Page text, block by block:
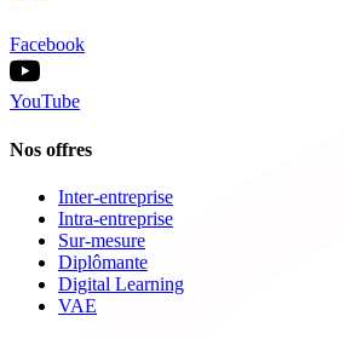
Facebook
YouTube
Nos offres
Inter-entreprise
Intra-entreprise
Sur-mesure
Diplômante
Digital Learning
VAE